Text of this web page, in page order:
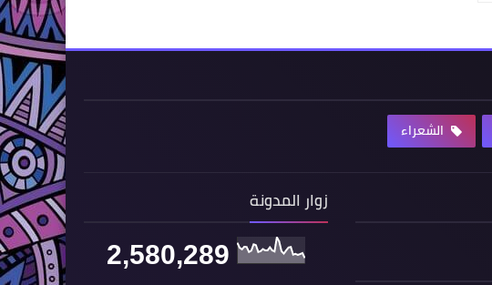
الشعراء
زوار المدونة
2,580,289